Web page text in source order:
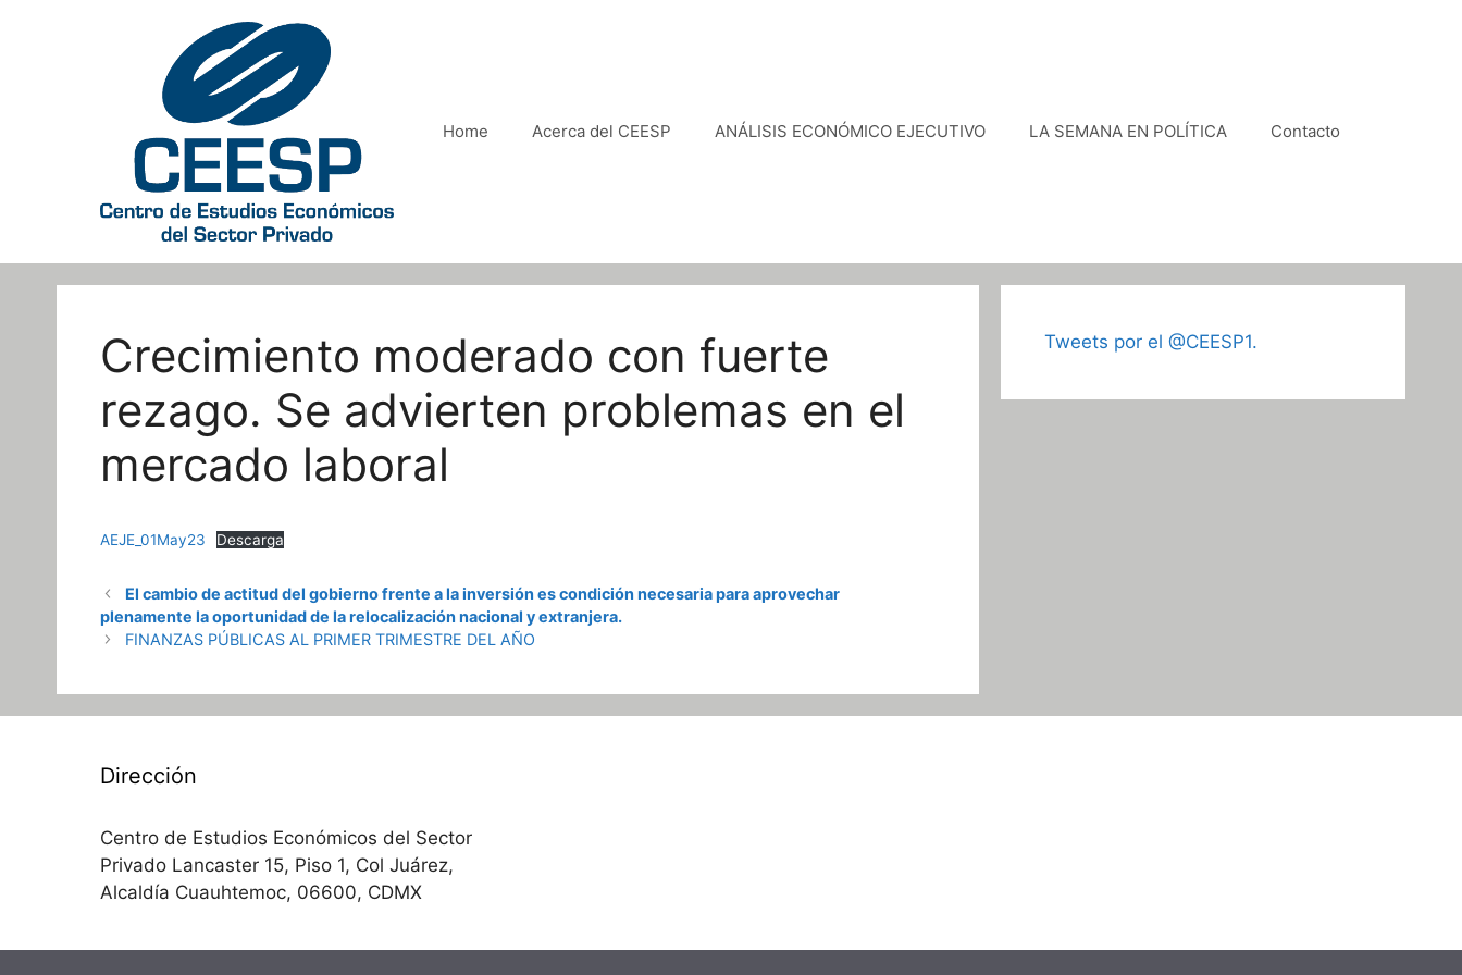
Home Acerca del CEESP ANÁLISIS ECONÓMICO EJECUTIVO LA SEMANA EN POLÍTICA Contacto
Crecimiento moderado con fuerte
rezago. Se advierten problemas en el
mercado laboral
AEJE_01May23 Descarga
El cambio de actitud del gobierno frente a la inversión es condición necesaria para aprovechar
plenamente la oportunidad de la relocalización nacional y extranjera.
FINANZAS PÚBLICAS AL PRIMER TRIMESTRE DEL AÑO
Tweets por el @CEESP1.
Dirección
Centro de Estudios Económicos del Sector
Privado Lancaster 15, Piso 1, Col Juárez,
Alcaldía Cuauhtemoc, 06600, CDMX